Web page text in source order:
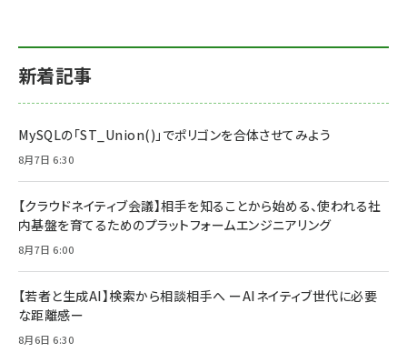
新着記事
MySQLの「ST_Union()」でポリゴンを合体させてみよう
8月7日 6:30
【クラウドネイティブ会議】相手を知ることから始める、使われる社
内基盤を育てるためのプラットフォームエンジニアリング
8月7日 6:00
【若者と生成AI】検索から相談相手へ ーAIネイティブ世代に必要
な距離感ー
8月6日 6:30